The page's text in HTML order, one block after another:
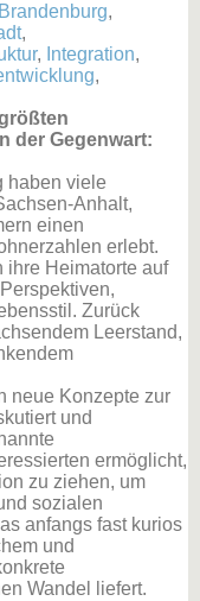
Brandenburg,
,
, Integration,
,
der Gegenwart:
haben viele
Anhalt,
einen
erlebt.
ihre Heimatorte auf
Zurück
Leerstand,
neue Konzepte zur
und
ermöglicht,
zu ziehen, um
sozialen
anfangs fast kurios
und
Wandel liefert.